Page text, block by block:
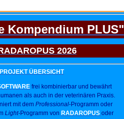
Kompendium PLUS"
2026
ÜBERSICHT
frei kombinierbar und bewährt
als auch in der veterinären Praxis.
mit dem Professional-Programm oder
Light-Programm von RADAROPUS oder